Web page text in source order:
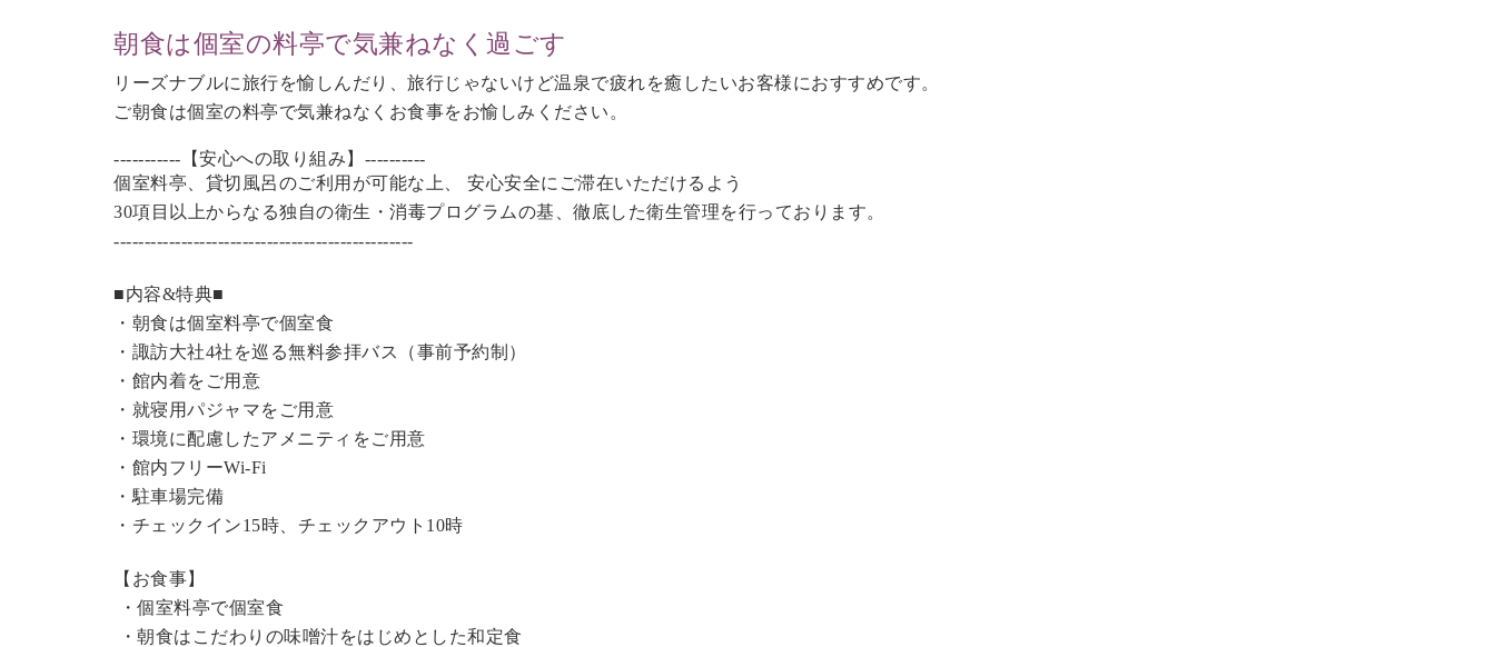
朝食は個室の料亭で気兼ねなく過ごす
リーズナブルに旅行を愉しんだり、旅行じゃないけど温泉で疲れを癒したいお客様におすすめです。
ご朝食は個室の料亭で気兼ねなくお食事をお愉しみください。
-----------【安心への取り組み】----------
個室料亭、貸切風呂のご利用が可能な上、 安心安全にご滞在いただけるよう
30項目以上からなる独自の衛生・消毒プログラムの基、徹底した衛生管理を行っております。
-------------------------------------------------
■内容&特典■
・朝食は個室料亭で個室食
・諏訪大社4社を巡る無料参拝バス（事前予約制）
・館内着をご用意
・就寝用パジャマをご用意
・環境に配慮したアメニティをご用意
・館内フリーWi-Fi
・駐車場完備
・チェックイン15時、チェックアウト10時
【お食事】
・個室料亭で個室食
・朝食はこだわりの味噌汁をはじめとした和定食